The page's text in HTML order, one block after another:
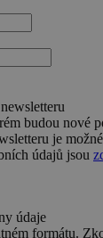
budou nové
je
údajů jsou
údaje
formátu.